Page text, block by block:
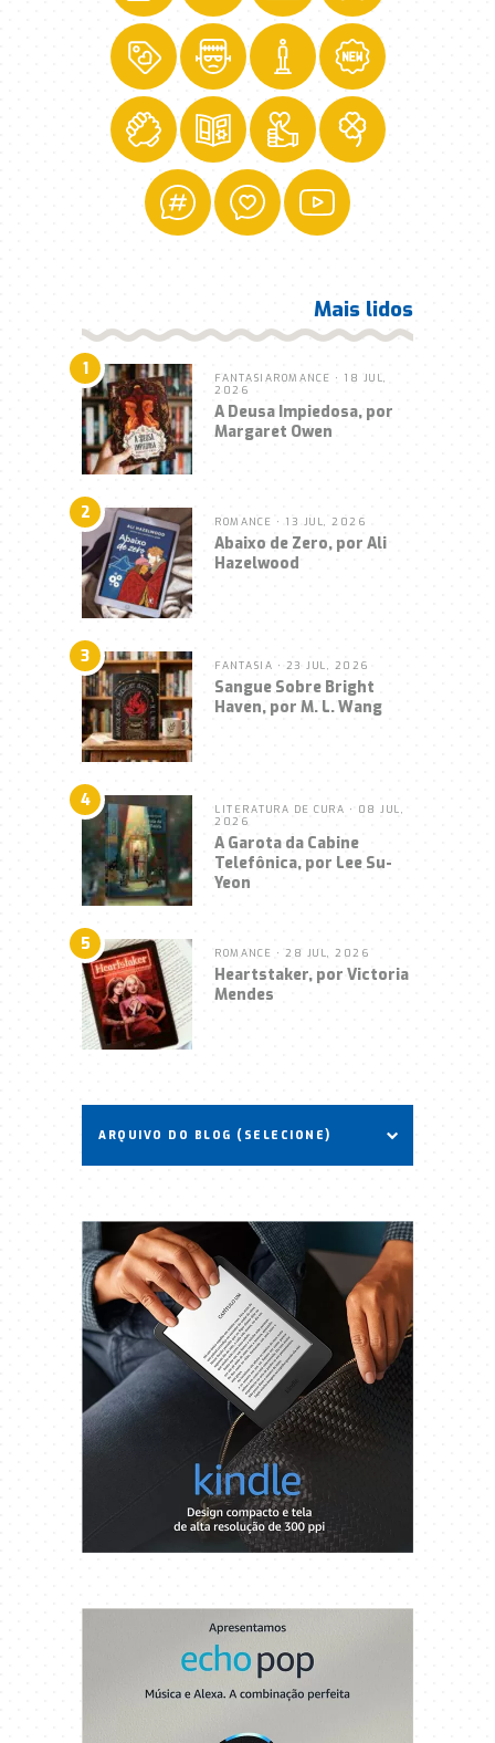
Mais lidos
1 FANTASIAROMANCE • 18 JUL,
2026
A Deusa Impiedosa, por
Margaret Owen
2 ROMANCE • 13 JUL, 2026
Abaixo de Zero, por Ali
Hazelwood
3 FANTASIA • 23 JUL, 2026
Sangue Sobre Bright
Haven, por M. L. Wang
4 LITERATURA DE CURA • 08 JUL,
2026
A Garota da Cabine
Telefônica, por Lee Su-
Yeon
5 ROMANCE • 28 JUL, 2026
Heartstaker, por Victoria
Mendes
ARQUIVO DO BLOG (SELECIONE)